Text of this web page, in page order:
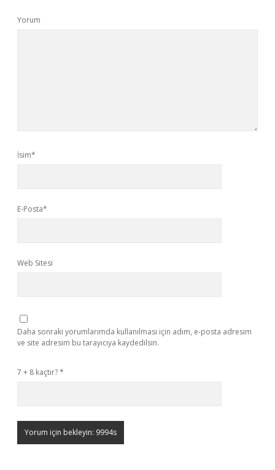
Yorum
İsim*
E-Posta*
Web Sitesi
Daha sonraki yorumlarımda kullanılması için adım, e-posta adresim
ve site adresim bu tarayıcıya kaydedilsin.
7 + 8 kaçtır?*